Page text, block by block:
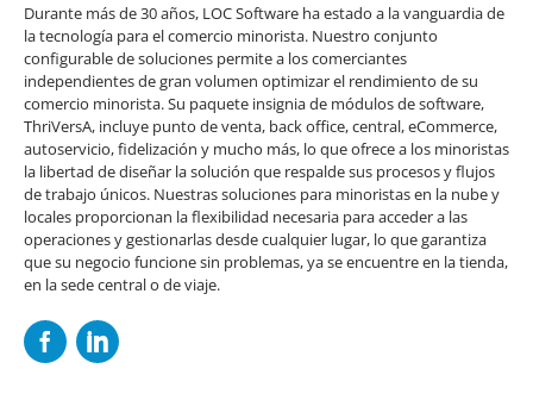
Durante más de 30 años, LOC Software ha estado a la vanguardia de
la tecnología para el comercio minorista. Nuestro conjunto
configurable de soluciones permite a los comerciantes
independientes de gran volumen optimizar el rendimiento de su
comercio minorista. Su paquete insignia de módulos de software,
ThriVersA, incluye punto de venta, back office, central, eCommerce,
autoservicio, fidelización y mucho más, lo que ofrece a los minoristas
la libertad de diseñar la solución que respalde sus procesos y flujos
de trabajo únicos. Nuestras soluciones para minoristas en la nube y
locales proporcionan la flexibilidad necesaria para acceder a las
operaciones y gestionarlas desde cualquier lugar, lo que garantiza
que su negocio funcione sin problemas, ya se encuentre en la tienda,
en la sede central o de viaje.